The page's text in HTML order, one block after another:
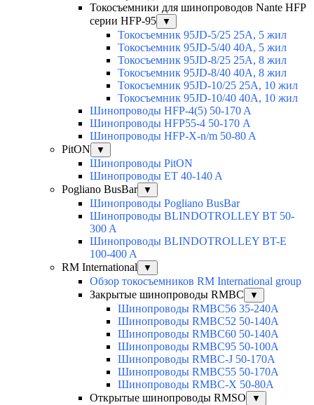
Токосъемники для шинопроводов Nante HFP
серии HFP-95
▼
Токосъемник 95JD-5/25 25А, 5 жил
Токосъемник 95JD-5/40 40А, 5 жил
Токосъемник 95JD-8/25 25А, 8 жил
Токосъемник 95JD-8/40 40А, 8 жил
Токосъемник 95JD-10/25 25А, 10 жил
Токосъемник 95JD-10/40 40А, 10 жил
Шинопроводы HFP-4(5) 50-170 A
Шинопроводы HFP55-4 50-170 А
Шинопроводы HFP-X-n/m 50-80 A
PitON
▼
Шинопроводы PitON
Шинопроводы ET 40-140 A
Pogliano BusBar
▼
Шинопроводы Pogliano BusBar
Шинопроводы BLINDOTROLLEY BT 50-
300 A
Шинопроводы BLINDOTROLLEY BT-E
100-400 A
RM International
▼
Обзор токосъемников RM International group
Закрытые шинопроводы RMBC
▼
Шинопроводы RMBC56 35-240A
Шинопроводы RMBC52 50-140A
Шинопроводы RMBC60 50-140A
Шинопроводы RMBC95 50-100А
Шинопроводы RMBC-J 50-170A
Шинопроводы RMBC55 50-170A
Шинопроводы RMBC-X 50-80A
Открытые шинопроводы RMSO
▼